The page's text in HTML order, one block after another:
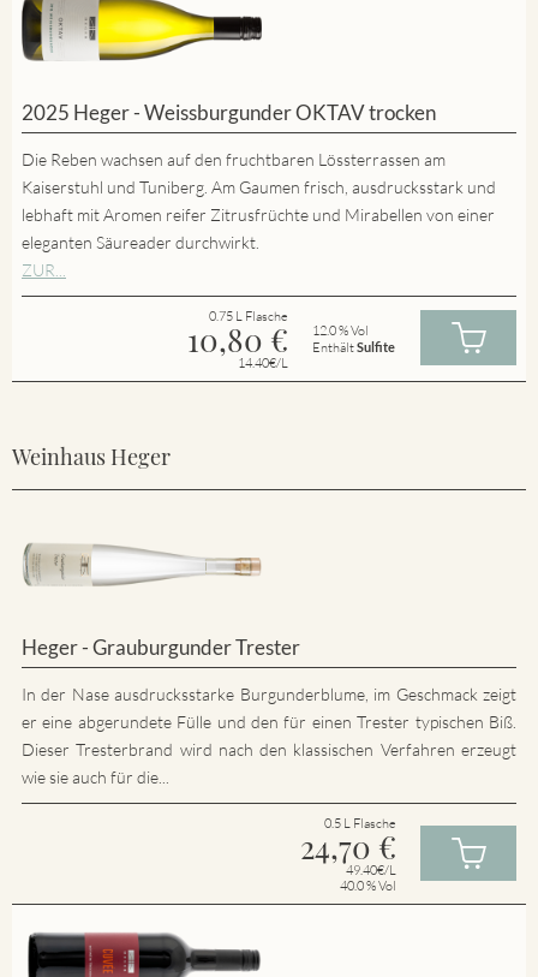
2025 Heger - Weissburgunder OKTAV trocken
Die Reben wachsen auf den fruchtbaren Lössterrassen am
Kaiserstuhl und Tuniberg. Am Gaumen frisch, ausdrucksstark und
lebhaft mit Aromen reifer Zitrusfrüchte und Mirabellen von einer
eleganten Säureader durchwirkt.
ZUR...
0.75 L Flasche
10,80 €
14.40€/L
12.0 % Vol
EnthältSulfite
Weinhaus Heger
Heger - Grauburgunder Trester
In der Nase ausdrucksstarke Burgunderblume, im Geschmack zeigt
er eine abgerundete Fülle und den für einen Trester typischen Biß.
Dieser Tresterbrand wird nach den klassischen Verfahren erzeugt
wie sie auch für die...
0.5 L Flasche
24,70 €
49.40€/L
40.0 % Vol